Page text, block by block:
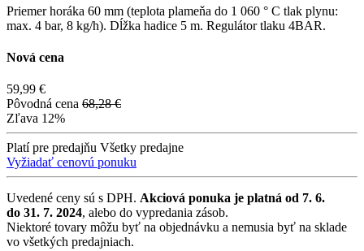
Priemer horáka 60 mm (teplota plameňa do 1 060 ° C tlak plynu:
max. 4 bar, 8 kg/h). Dĺžka hadice 5 m. Regulátor tlaku 4BAR.
Nová cena
59,99 €
Pôvodná cena 68,28 €
Zľava 12%
Platí pre predajňu Všetky predajne
Vyžiadať cenovú ponuku
Uvedené ceny sú s DPH. Akciová ponuka je platná od 7. 6.
do 31. 7. 2024, alebo do vypredania zásob.
Niektoré tovary môžu byť na objednávku a nemusia byť na sklade
vo všetkých predajniach.